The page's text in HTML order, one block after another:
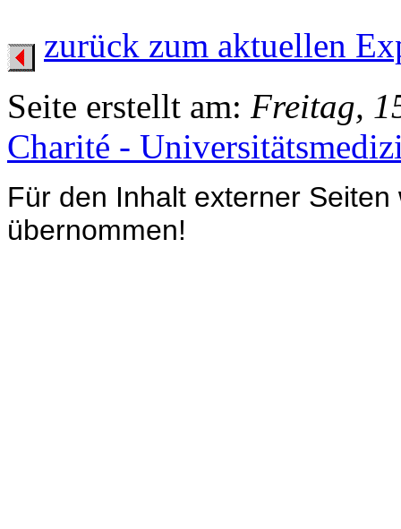
zurück zum aktuellen
Seite erstellt am: Freitag,
Charité -
Für den Inhalt externer
übernommen!